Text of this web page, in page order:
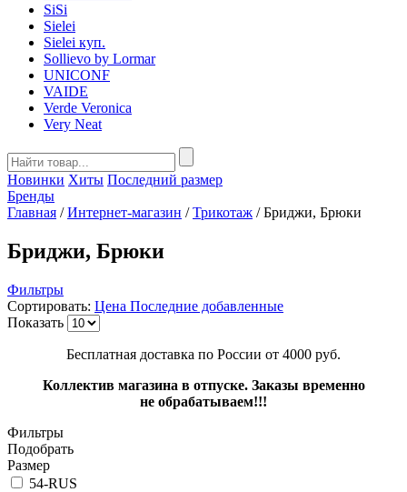
SiSi
Sielei
Sielei куп.
Sollievo by Lormar
UNICONF
VAIDE
Verde Veronica
Very Neat
Новинки Хиты Последний размер
Бренды
Главная / Интернет-магазин / Трикотаж /Бриджи, Брюки
Бриджи, Брюки
Фильтры
Сортировать: Цена Последние добавленные
Показать
Бесплатная доставка по России от 4000 руб.
Коллектив магазина в отпуске. Заказы временно
не обрабатываем!!!
Фильтры
Подобрать
Размер
54-RUS